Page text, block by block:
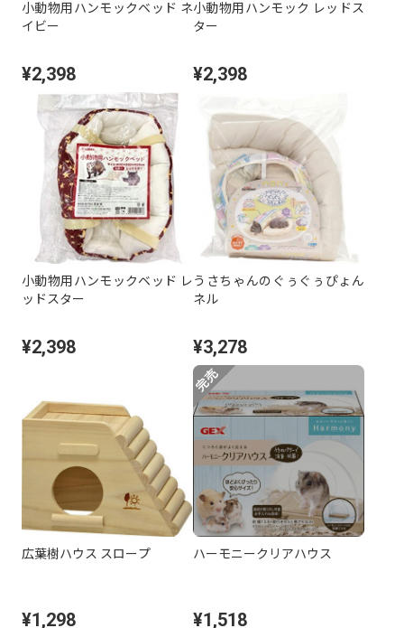
小動物用ハンモックベッド ネ
イビー
¥2,398
小動物用ハンモック レッドス
ター
¥2,398
小動物用ハンモックベッド レ
ッドスター
¥2,398
うさちゃんのぐぅぐぅぴょん
ネル
¥3,278
広葉樹ハウス スロープ
¥1,298
ハーモニークリアハウス
¥1,518